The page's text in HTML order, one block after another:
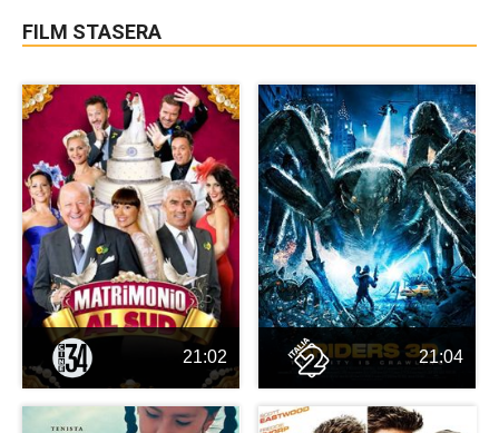
FILM STASERA
21:02 21:04